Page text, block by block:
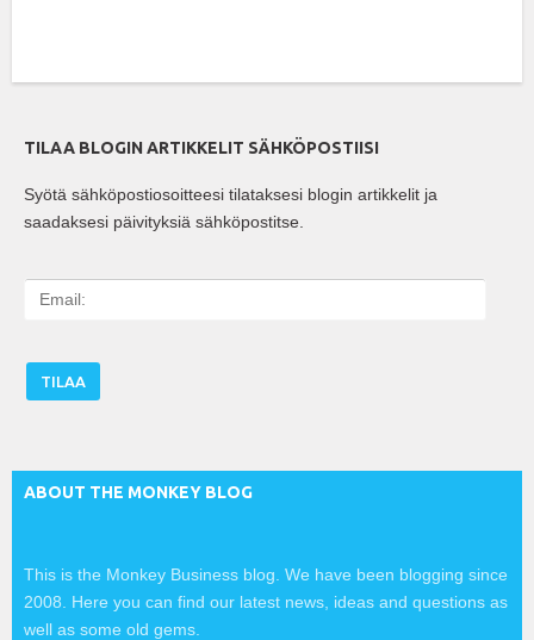
TILAA BLOGIN ARTIKKELIT SÄHKÖPOSTIISI
Syötä sähköpostiosoitteesi tilataksesi blogin artikkelit ja
saadaksesi päivityksiä sähköpostitse.
l
ABOUT THE MONKEY BLOG
This is the Monkey Business blog. We have been blogging since
2008. Here you can find our latest news, ideas and questions as
well as some old gems.